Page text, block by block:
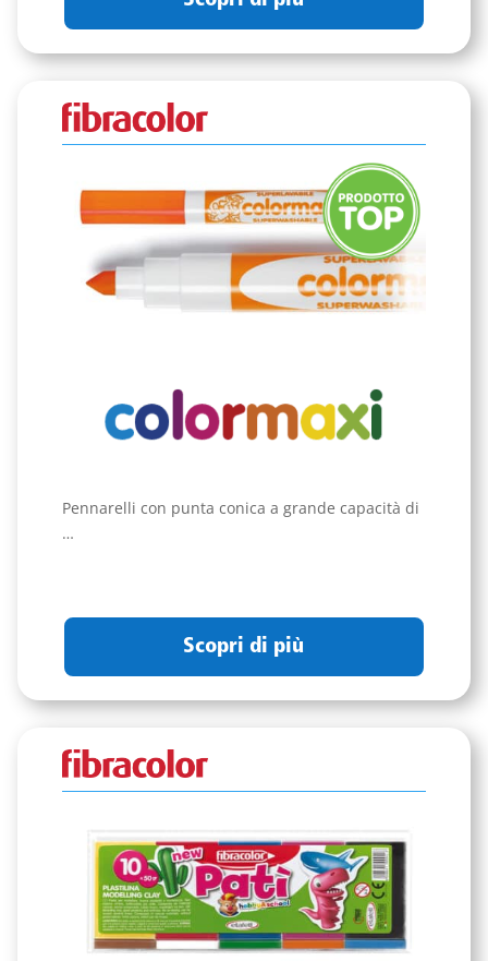
Pennarelli con punta conica a grande capacità di
…
Scopri di più